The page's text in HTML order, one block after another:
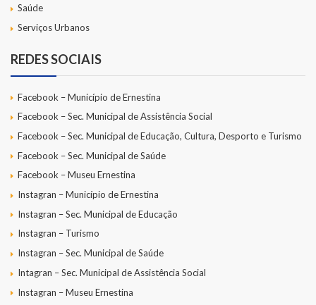
Saúde
Serviços Urbanos
REDES SOCIAIS
Facebook – Município de Ernestina
Facebook – Sec. Municipal de Assistência Social
Facebook – Sec. Municipal de Educação, Cultura, Desporto e Turismo
Facebook – Sec. Municipal de Saúde
Facebook – Museu Ernestina
Instagran – Município de Ernestina
Instagran – Sec. Municipal de Educação
Instagran – Turismo
Instagran – Sec. Municipal de Saúde
Intagran – Sec. Municipal de Assistência Social
Instagran – Museu Ernestina